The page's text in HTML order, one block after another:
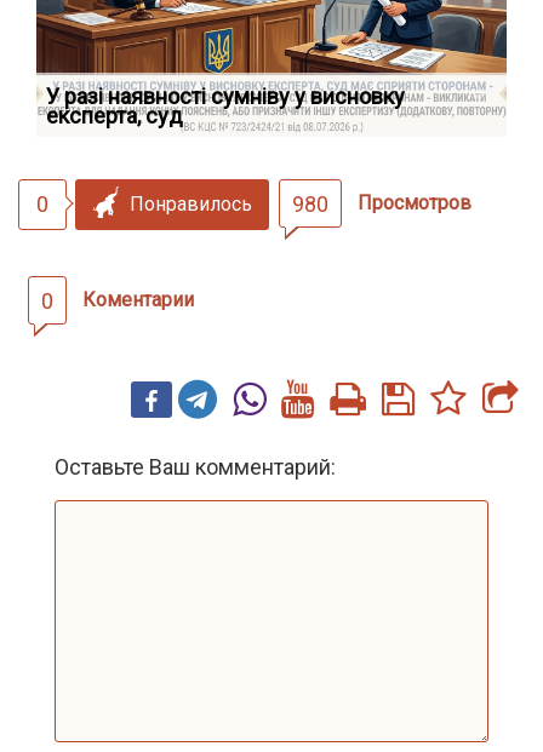
У разі наявності сумніву у висновку
експерта, суд
0 Понравилось 980 Просмотров
0 Коментарии
Оставьте Ваш комментарий: